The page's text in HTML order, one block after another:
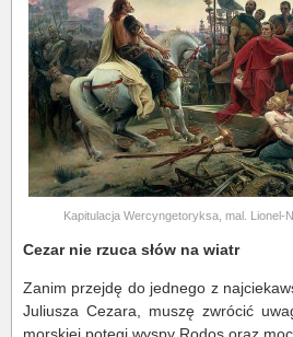
Kapitulacja Wercyngetoryksa, mal. Lionel-
Cezar nie rzuca słów na wiatr
Zanim przejdę do jednego z
Juliusza Cezara, muszę zwrócić
morskiej potęgi wyspy Rodos oraz